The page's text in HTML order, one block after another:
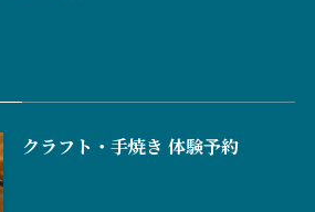
クラフト・手焼き 体験予約